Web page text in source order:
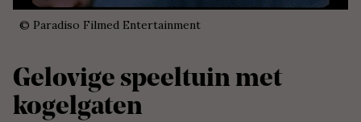
© Paradiso Filmed Entertainment
Gelovige speeltuin met
kogelgaten